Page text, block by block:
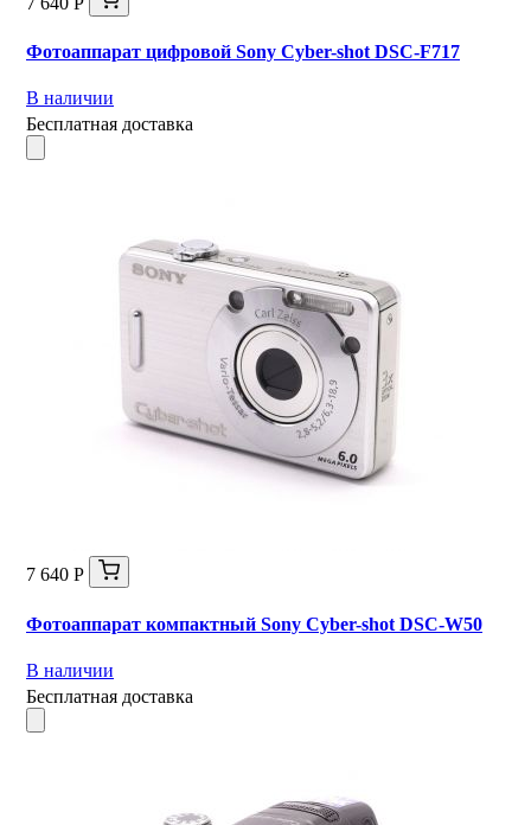
Фотоаппарат цифровой Sony Cyber-shot DSC-F717
В наличии
Бесплатная доставка
7 640 Р
Фотоаппарат компактный Sony Cyber-shot DSC-W50
В наличии
Бесплатная доставка